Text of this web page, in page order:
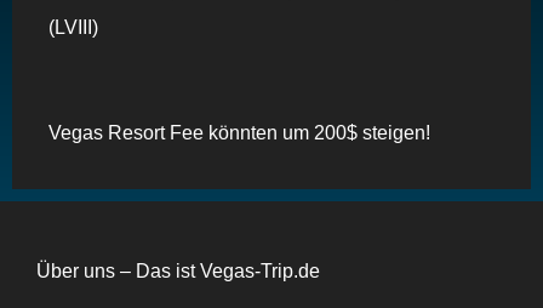
(LVIII)
Vegas Resort Fee könnten um 200$ steigen!
Über uns – Das ist Vegas-Trip.de